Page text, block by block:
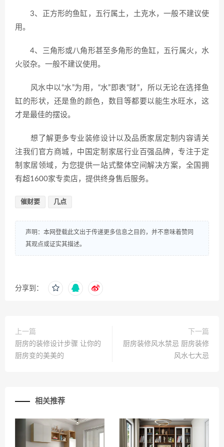
3、正方形的鱼缸，五行属土，土克水，一般不建议使
用。
4、三角形或八角形甚至多角形的鱼缸，五行属火，水
火驳杂。一般不建议使用。
风水中以“水”为用，“水”即表“财”，所以无论在选择鱼
缸的形状，还是鱼的颜色，数目等都要以能生水旺水，这
才是最佳的摆设。
想了解更多专业装修设计以及品质家居定制内容请关
注我们官方商城，中国定制家居行业百强品牌，专注于定
制家居领域，为您提供一站式整体空间解决方案，全国拥
有超1600家专卖店，提供终身售后服务。
催财要 几点
声明：本网登载此文出于传递更多信息之目的，并不意味着赞同
其观点或证实其描述。
分享到：
上一篇
厨房的装修设计步骤 让你的
厨房变的美美的
下一篇
厨房装修风水禁忌 厨房装修
风水七大忌
相关推荐